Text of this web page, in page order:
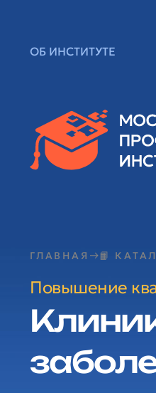
ОБ ИНСТИТУТЕ
ГЛАВНАЯ 📙
Повышение